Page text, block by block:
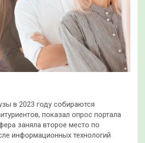
в 2023 году собираются
показал опрос портала
заняла второе место по
информационных технологий